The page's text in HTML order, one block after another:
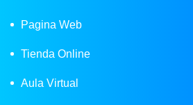
Pagina Web
Tienda Online
Aula Virtual